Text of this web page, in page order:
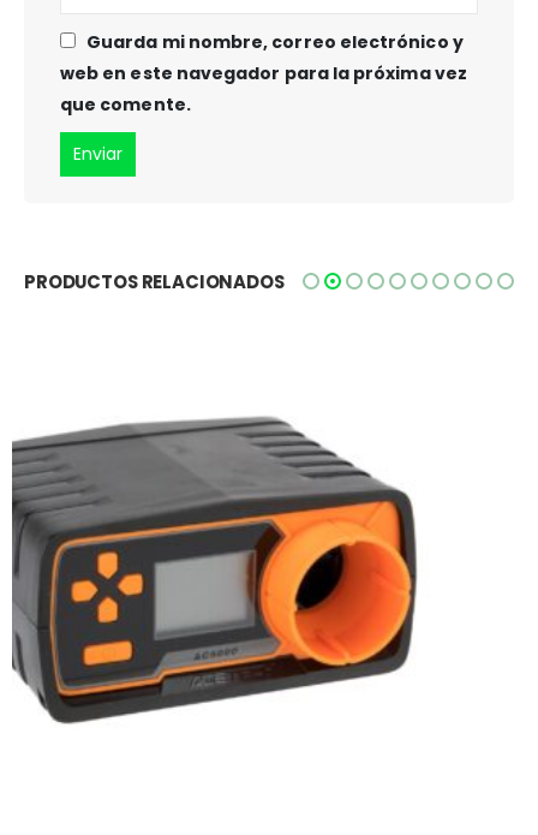
Guarda mi nombre, correo electrónico y
web en este navegador para la próxima vez
que comente.
PRODUCTOS RELACIONADOS